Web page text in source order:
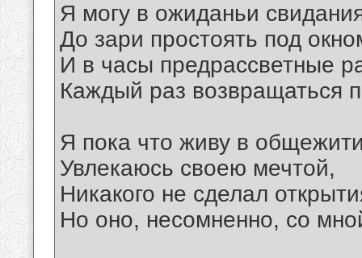
Я могу в ожиданьи
До зари простоять под
И в часы предрассветные
Каждый раз возвращаться
Я пока что живу в
Увлекаюсь своею мечтой,
Никакого не сделал
Но оно, несомненно, со